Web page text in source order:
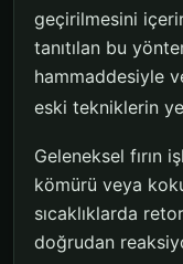
geçirilmesini
tanıtılan bu
hammaddesiyle
eski tekniklerin
Geleneksel fırın
kömürü veya
sıcaklıklarda
doğrudan